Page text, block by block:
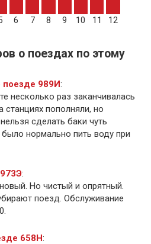
6 7 8 9 10 11 12
о поездах по этому
поезде 989И:
несколько раз заканчивалась
станциях пополняли, но
сделать баки чуть
нормально пить воду при
:
Но чистый и опрятный.
поезд. Обслуживание
658Н: